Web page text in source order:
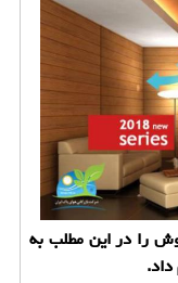
را در این مطلب به